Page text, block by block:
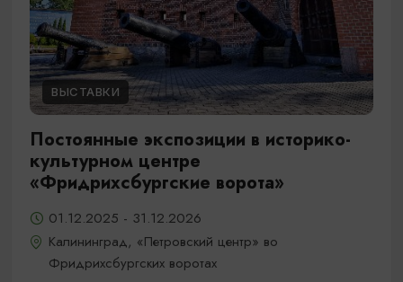
ВЫСТАВКИ
Постоянные экспозиции в историко-
культурном центре
«Фридрихсбургские ворота»
01.12.2025 - 31.12.2026
Калининград, «Петровский центр» во
Фридрихсбургских воротах